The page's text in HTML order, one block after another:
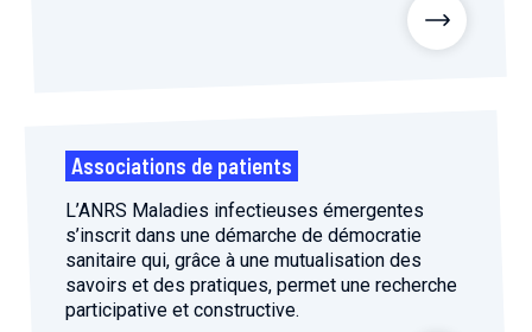
Associations de patients
L’ANRS Maladies infectieuses émergentes
s’inscrit dans une démarche de démocratie
sanitaire qui, grâce à une mutualisation des
savoirs et des pratiques, permet une recherche
participative et constructive.